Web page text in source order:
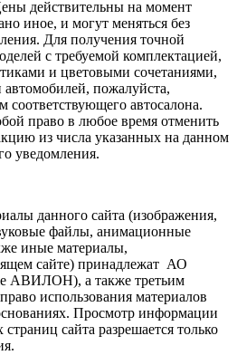
действительны на момент
иное, и могут меняться без
Для получения точной
с требуемой комплектацией,
и цветовыми сочетаниями,
пожалуйста,
соответствующего автосалона.
право в любое время отменить
из числа указанных на данном
уведомления.
данного сайта (изображения,
файлы, анимационные
иные материалы,
сайте) принадлежат АО
АВИЛОН), а также третьим
использования материалов
Просмотр информации
сайта разрешается только